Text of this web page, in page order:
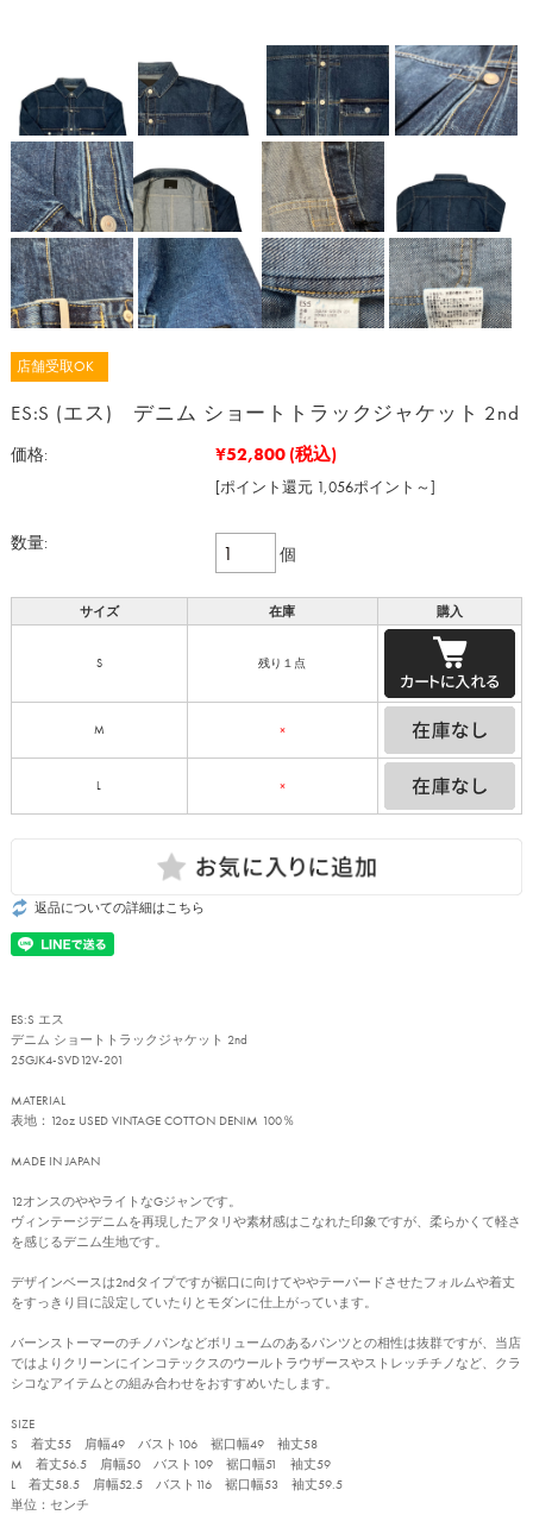
店舗受取OK
ES:S (エス) デニム ショートトラックジャケット 2nd
価格: ¥52,800 (税込)
[ポイント還元 1,056ポイント～]
数量:
個
サイズ 在庫 購入
S 残り１点
M ×
L ×
返品についての詳細はこちら
ES:S エス
デニム ショートトラックジャケット 2nd
25GJK4-SVD12V-201
MATERIAL
表地：12oz USED VINTAGE COTTON DENIM 100％
MADE IN JAPAN
12オンスのややライトなGジャンです。
ヴィンテージデニムを再現したアタリや素材感はこなれた印象ですが、柔らかくて軽さ
を感じるデニム生地です。
デザインベースは2ndタイプですが裾口に向けてややテーパードさせたフォルムや着丈
をすっきり目に設定していたりとモダンに仕上がっています。
バーンストーマーのチノパンなどボリュームのあるパンツとの相性は抜群ですが、当店
ではよりクリーンにインコテックスのウールトラウザースやストレッチチノなど、クラ
シコなアイテムとの組み合わせをおすすめいたします。
SIZE
S 着丈55 肩幅49 バスト106 裾口幅49 袖丈58
M 着丈56.5 肩幅50 バスト109 裾口幅51 袖丈59
L 着丈58.5 肩幅52.5 バスト116 裾口幅53 袖丈59.5
単位：センチ